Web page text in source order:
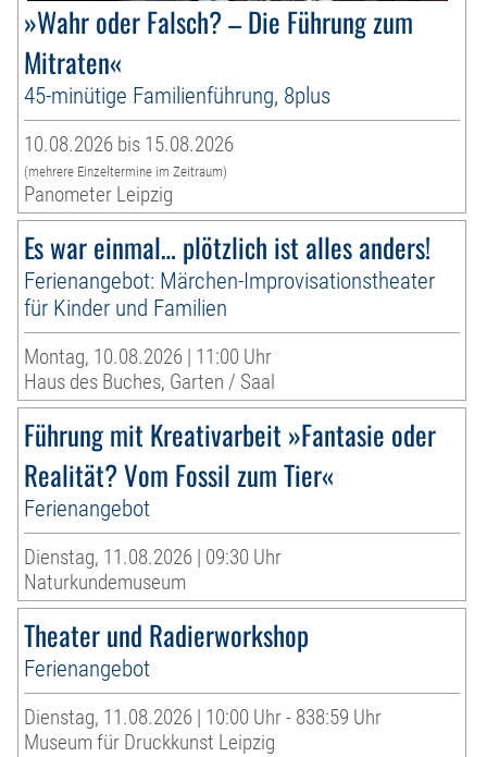
»Wahr oder Falsch? – Die Führung zum
Mitraten«
45-minütige Familienführung, 8plus
10.08.2026 bis 15.08.2026
(mehrere Einzeltermine im Zeitraum)
Panometer Leipzig
Es war einmal… plötzlich ist alles anders!
Ferienangebot: Märchen-Improvisationstheater
für Kinder und Familien
Montag, 10.08.2026 | 11:00 Uhr
Haus des Buches, Garten / Saal
Führung mit Kreativarbeit »Fantasie oder
Realität? Vom Fossil zum Tier«
Ferienangebot
Dienstag, 11.08.2026 | 09:30 Uhr
Naturkundemuseum
Theater und Radierworkshop
Ferienangebot
Dienstag, 11.08.2026 | 10:00 Uhr - 838:59 Uhr
Museum für Druckkunst Leipzig